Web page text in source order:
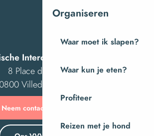
Organiseren
Waar moet ik slapen?
Waar kun je eten?
Profiteer
Reizen met je hond
Intercom van Villedieu
8 Place des Costils
Villedieu-les-Poêles
Neem contact met ons op